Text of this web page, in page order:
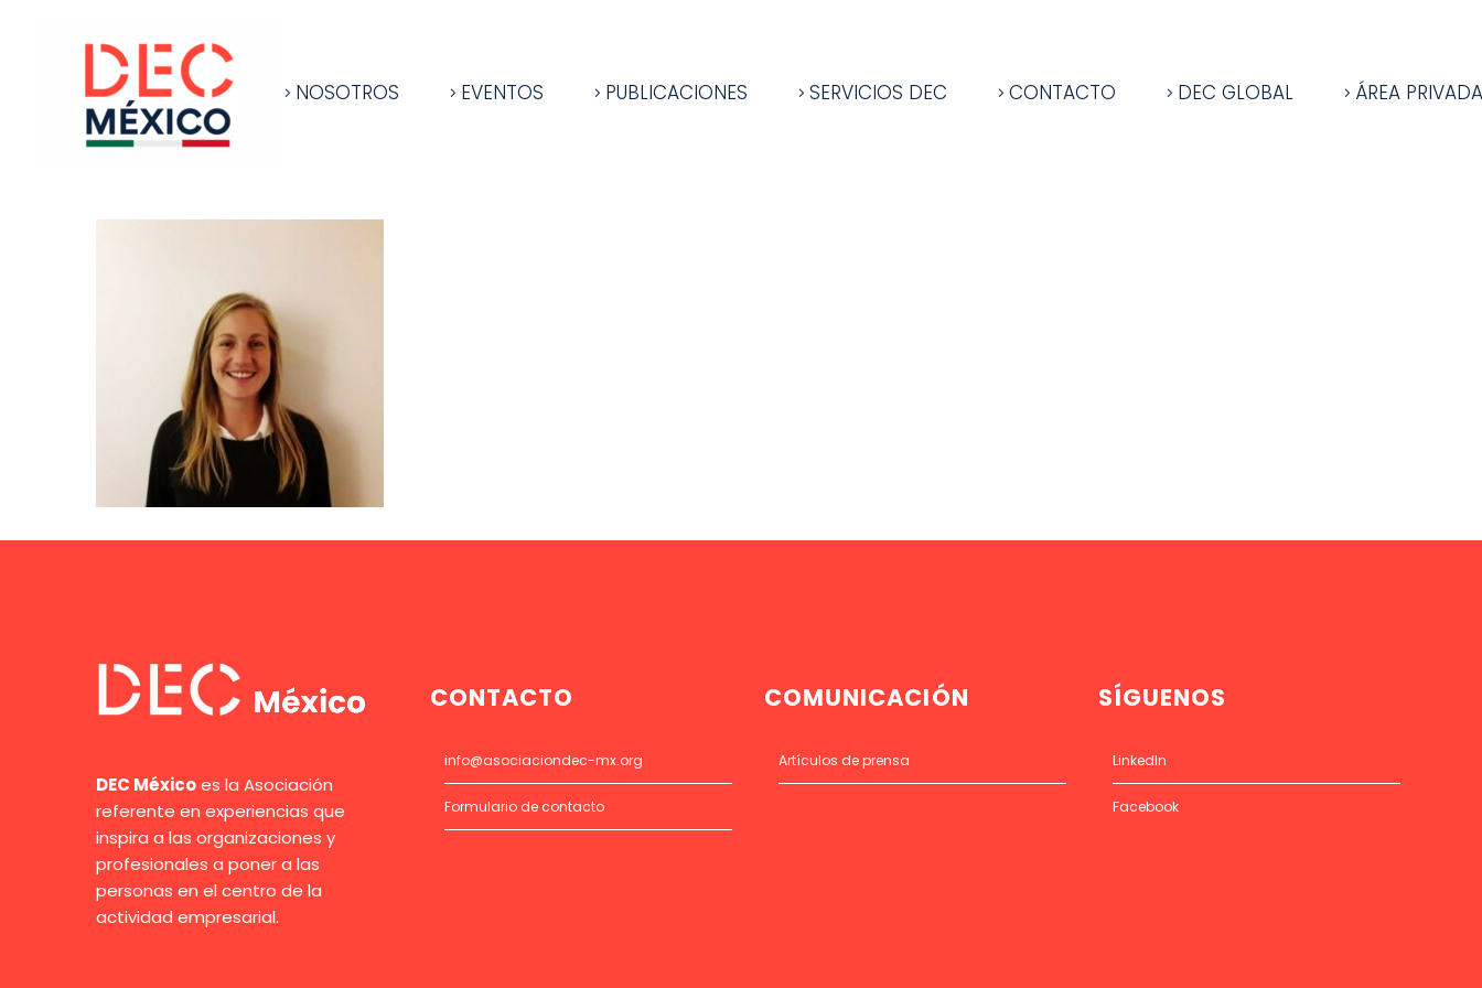
NOSOTROS EVENTOS PUBLICACIONES SERVICIOS DEC CONTACTO DEC GLOBAL ÁREA PRIVADA
DEC Méxicoes la Asociación
referente en experiencias que
inspira a las organizaciones y
profesionales a poner a las
personas en el centro de la
actividad empresarial.
CONTACTO
info@asociaciondec-mx.org
Formulario de contacto
COMUNICACIÓN
Artículos de prensa
SÍGUENOS
LinkedIn
Facebook